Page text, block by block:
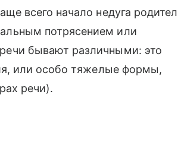
всего начало недуга
потрясением или
бывают различными: это
или особо тяжелые формы,
речи).